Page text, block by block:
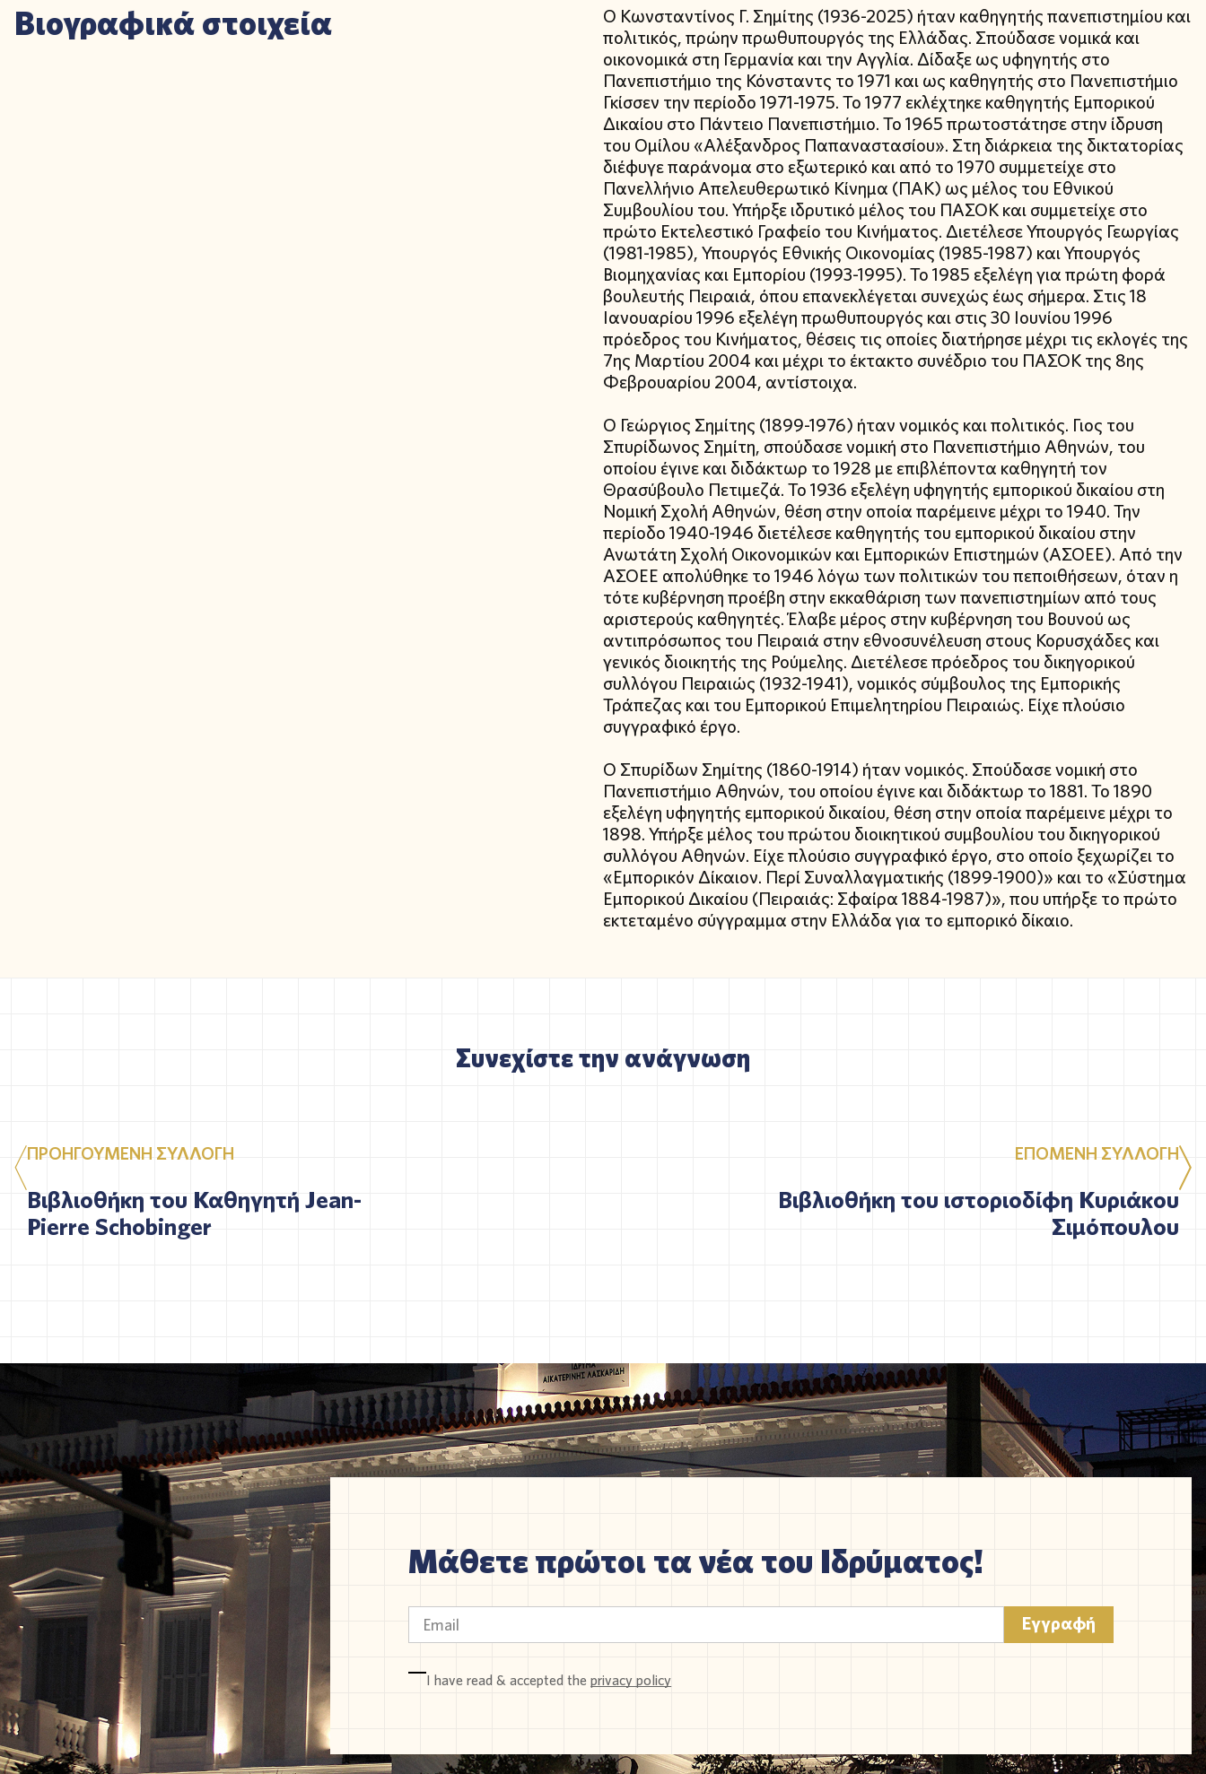
Βιογραφικά στοιχεία
Ο Κωνσταντίνος Γ. Σημίτης (1936-2025) ήταν καθηγητής πανεπιστημίου και
πολιτικός, πρώην πρωθυπουργός της Ελλάδας. Σπούδασε νομικά και
οικονομικά στη Γερμανία και την Αγγλία. Δίδαξε ως υφηγητής στο
Πανεπιστήμιο της Κόνσταντς το 1971 και ως καθηγητής στο Πανεπιστήμιο
Γκίσσεν την περίοδο 1971-1975. Το 1977 εκλέχτηκε καθηγητής Εμπορικού
Δικαίου στο Πάντειο Πανεπιστήμιο. Το 1965 πρωτοστάτησε στην ίδρυση
του Ομίλου «Αλέξανδρος Παπαναστασίου». Στη διάρκεια της δικτατορίας
διέφυγε παράνομα στο εξωτερικό και από το 1970 συμμετείχε στο
Πανελλήνιο Απελευθερωτικό Κίνημα (ΠΑΚ) ως μέλος του Εθνικού
Συμβουλίου του. Υπήρξε ιδρυτικό μέλος του ΠΑΣΟΚ και συμμετείχε στο
πρώτο Εκτελεστικό Γραφείο του Κινήματος. Διετέλεσε Υπουργός Γεωργίας
(1981-1985), Υπουργός Εθνικής Οικονομίας (1985-1987) και Υπουργός
Βιομηχανίας και Εμπορίου (1993-1995). Το 1985 εξελέγη για πρώτη φορά
βουλευτής Πειραιά, όπου επανεκλέγεται συνεχώς έως σήμερα. Στις 18
Ιανουαρίου 1996 εξελέγη πρωθυπουργός και στις 30 Ιουνίου 1996
πρόεδρος του Κινήματος, θέσεις τις οποίες διατήρησε μέχρι τις εκλογές της
7ης Μαρτίου 2004 και μέχρι το έκτακτο συνέδριο του ΠΑΣΟΚ της 8ης
Φεβρουαρίου 2004, αντίστοιχα.
Ο Γεώργιος Σημίτης (1899-1976) ήταν νομικός και πολιτικός. Γιος του
Σπυρίδωνος Σημίτη, σπούδασε νομική στο Πανεπιστήμιο Αθηνών, του
οποίου έγινε και διδάκτωρ το 1928 με επιβλέποντα καθηγητή τον
Θρασύβουλο Πετιμεζά. Το 1936 εξελέγη υφηγητής εμπορικού δικαίου στη
Νομική Σχολή Αθηνών, θέση στην οποία παρέμεινε μέχρι το 1940. Την
περίοδο 1940-1946 διετέλεσε καθηγητής του εμπορικού δικαίου στην
Ανωτάτη Σχολή Οικονομικών και Εμπορικών Επιστημών (ΑΣΟΕΕ). Από την
ΑΣΟΕΕ απολύθηκε το 1946 λόγω των πολιτικών του πεποιθήσεων, όταν η
τότε κυβέρνηση προέβη στην εκκαθάριση των πανεπιστημίων από τους
αριστερούς καθηγητές. Έλαβε μέρος στην κυβέρνηση του Βουνού ως
αντιπρόσωπος του Πειραιά στην εθνοσυνέλευση στους Κορυσχάδες και
γενικός διοικητής της Ρούμελης. Διετέλεσε πρόεδρος του δικηγορικού
συλλόγου Πειραιώς (1932-1941), νομικός σύμβουλος της Εμπορικής
Τράπεζας και του Εμπορικού Επιμελητηρίου Πειραιώς. Είχε πλούσιο
συγγραφικό έργο.
Ο Σπυρίδων Σημίτης (1860-1914) ήταν νομικός. Σπούδασε νομική στο
Πανεπιστήμιο Αθηνών, του οποίου έγινε και διδάκτωρ το 1881. Το 1890
εξελέγη υφηγητής εμπορικού δικαίου, θέση στην οποία παρέμεινε μέχρι το
1898. Υπήρξε μέλος του πρώτου διοικητικού συμβουλίου του δικηγορικού
συλλόγου Αθηνών. Είχε πλούσιο συγγραφικό έργο, στο οποίο ξεχωρίζει το
«Εμπορικόν Δίκαιον. Περί Συναλλαγματικής (1899-1900)» και το «Σύστημα
Εμπορικού Δικαίου (Πειραιάς: Σφαίρα 1884-1987)», που υπήρξε το πρώτο
εκτεταμένο σύγγραμμα στην Ελλάδα για το εμπορικό δίκαιο.
Συνεχίστε την ανάγνωση
ΠΡΟΗΓΟΥΜΕΝΗ ΣΥΛΛΟΓΗ
Βιβλιοθήκη του Καθηγητή Jean-
Pierre Schobinger
ΕΠΟΜΕΝΗ ΣΥΛΛΟΓΗ
Βιβλιοθήκη του ιστοριοδίφη Κυριάκου
Σιμόπουλου
Μάθετε πρώτοι τα νέα του Ιδρύματος!
I have read & accepted theprivacy policy